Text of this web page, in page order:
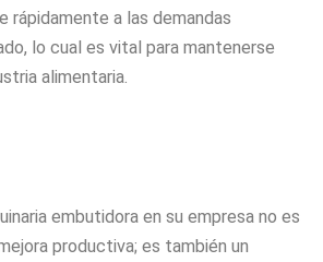
rápidamente a las demandas
lo cual es vital para mantenerse
alimentaria.
embutidora en su empresa no es
productiva; es también un